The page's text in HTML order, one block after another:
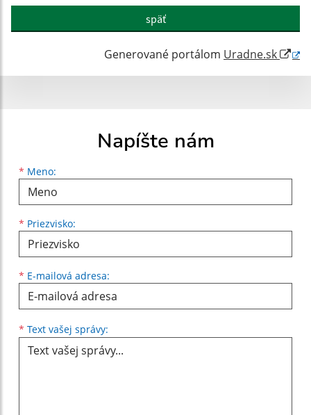
späť
Generované portálom Uradne.sk
Napíšte nám
* Meno:
Meno
* Priezvisko:
Priezvisko
* E-mailová adresa:
E-mailová adresa
* Text vašej správy: